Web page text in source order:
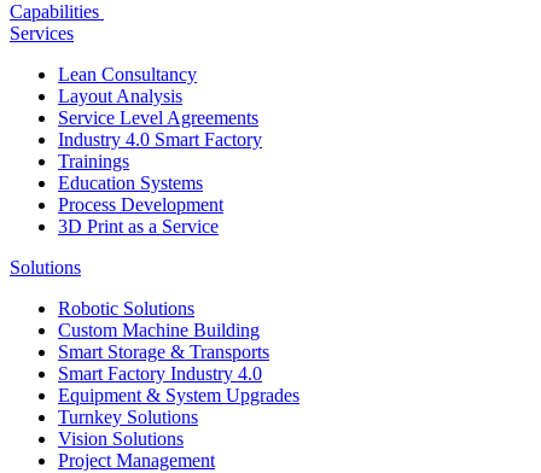
Capabilities
Services
Lean Consultancy
Layout Analysis
Service Level Agreements
Industry 4.0 Smart Factory
Trainings
Education Systems
Process Development
3D Print as a Service
Solutions
Robotic Solutions
Custom Machine Building
Smart Storage & Transports
Smart Factory Industry 4.0
Equipment & System Upgrades
Turnkey Solutions
Vision Solutions
Project Management